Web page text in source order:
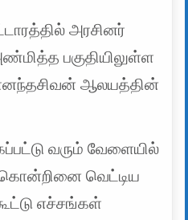
அரசினர்
பகுதியிலுள்ள
ஆலயத்தின்
வரும் வேளையில்
வெட்டிய
எச்சங்கள்